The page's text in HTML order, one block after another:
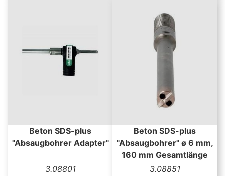
Beton SDS-plus
"Absaugbohrer Adapter"
3.08801
Beton SDS-plus
"Absaugbohrer" ø 6 mm,
160 mm Gesamtlänge
3.08851